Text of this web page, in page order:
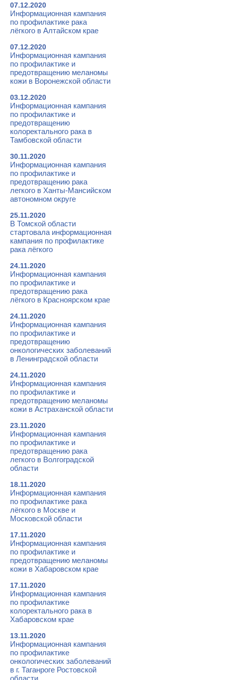
07.12.2020
Информационная кампания
по профилактике рака
лёгкого в Алтайском крае
07.12.2020
Информационная кампания
по профилактике и
предотвращению меланомы
кожи в Воронежской области
03.12.2020
Информационная кампания
по профилактике и
предотвращению
колоректального рака в
Тамбовской области
30.11.2020
Информационная кампания
по профилактике и
предотвращению рака
легкого в Ханты-Мансийском
автономном округе
25.11.2020
В Томской области
стартовала информационная
кампания по профилактике
рака лёгкого
24.11.2020
Информационная кампания
по профилактике и
предотвращению рака
лёгкого в Красноярском крае
24.11.2020
Информационная кампания
по профилактике и
предотвращению
онкологических заболеваний
в Ленинградской области
24.11.2020
Информационная кампания
по профилактике и
предотвращению меланомы
кожи в Астраханской области
23.11.2020
Информационная кампания
по профилактике и
предотвращению рака
легкого в Волгоградской
области
18.11.2020
Информационная кампания
по профилактике рака
лёгкого в Москве и
Московской области
17.11.2020
Информационная кампания
по профилактике и
предотвращению меланомы
кожи в Хабаровском крае
17.11.2020
Информационная кампания
по профилактике
колоректального рака в
Хабаровском крае
13.11.2020
Информационная кампания
по профилактике
онкологических заболеваний
в г. Таганроге Ростовской
области